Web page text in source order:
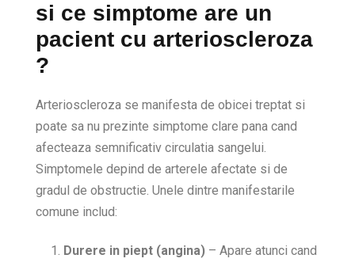
si ce simptome are un
pacient cu arterioscleroza
?
Arterioscleroza se manifesta de obicei treptat si
poate sa nu prezinte simptome clare pana cand
afecteaza semnificativ circulatia sangelui.
Simptomele depind de arterele afectate si de
gradul de obstructie. Unele dintre manifestarile
comune includ:
Durere in piept (angina) – Apare atunci cand